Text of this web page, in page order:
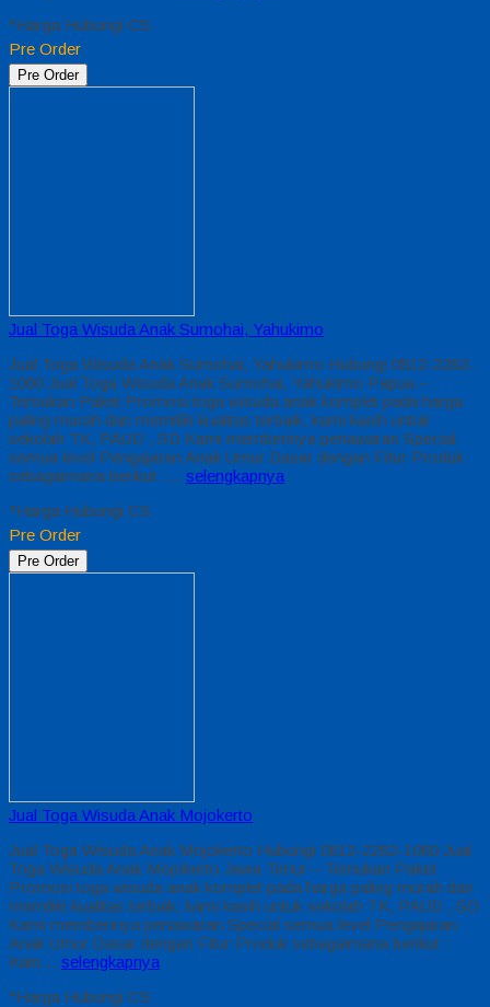
*Harga Hubungi CS
Pre Order
Pre Order
Jual Toga Wisuda Anak Sumohai, Yahukimo
Jual Toga Wisuda Anak Sumohai, Yahukimo Hubungi 0812-2282-
1060 Jual Toga Wisuda Anak Sumohai, Yahukimo Papua –
Temukan Paket Promosi toga wisuda anak komplet pada harga
paling murah dan memiliki kualitas terbaik, kami kasih untuk
sekolah TK, PAUD , SD Kami memberinya penawaran Special
semua level Pengajaran Anak Umur Dasar dengan Fitur Produk
sebagaimana berikut :… selengkapnya
*Harga Hubungi CS
Pre Order
Pre Order
Jual Toga Wisuda Anak Mojokerto
Jual Toga Wisuda Anak Mojokerto Hubungi 0812-2282-1060 Jual
Toga Wisuda Anak Mojokerto Jawa Timur – Temukan Paket
Promosi toga wisuda anak komplet pada harga paling murah dan
memiliki kualitas terbaik, kami kasih untuk sekolah TK, PAUD , SD
Kami memberinya penawaran Special semua level Pengajaran
Anak Umur Dasar dengan Fitur Produk sebagaimana berikut :
Kain… selengkapnya
*Harga Hubungi CS